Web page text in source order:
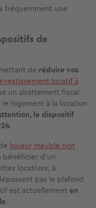
fréquemment une
de
de réduire vos
locatif à
un abattement fiscal
le logement à la location
le dispositif
.
loueur meublé non
bénéficier d'un
locatives, à
pas le plafond
est actuellement en
.